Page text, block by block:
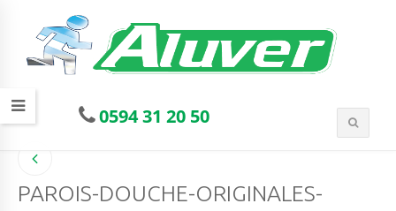
0594 31 20 50
PAROIS-DOUCHE-ORIGINALES-